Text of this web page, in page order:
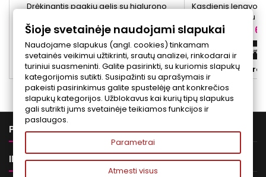
Drėkinantis paakių gelis su hialurono
pojūtį, padeda palaikyti odos drėgmės
balansą ir vizualiai lygina smulkias
raukšleles.
Kaina
25,00 €
 Į krepšelį
Yra sandėlyje
Kasdienis lengvos
30, niacinamidu
padeda
taršos ir


PREKĖS 
INFORMACIJA 
Šioje svetainėje naudojami slapukai
Naudojame slapukus (angl. cookies) tinkamam
svetainės veikimui užtikrinti, srautų analizei, rinkodarai ir
turiniui suasmeninti. Galite pasirinkti, su kuriomis slapukų
kategorijomis sutikti. Susipažinti su aprašymais ir
pakeisti pasirinkimus galite spustelėję ant konkrečios
slapukų kategorijos. Užblokavus kai kurių tipų slapukus
gali sutrikti jums svetainėje teikiamos funkcijos ir
paslaugos.
Parametrai
Atmesti visus